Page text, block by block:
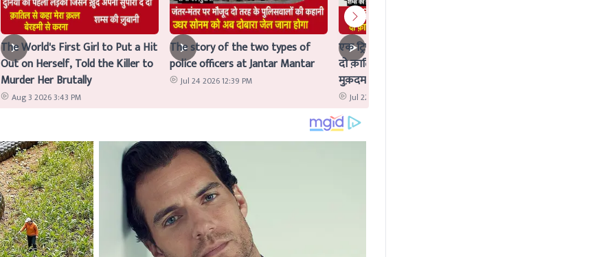
The World's First Girl to Put a Hit
Out on Herself, Told the Killer to
Murder Her Brutally
Aug 3 2026 3:43 PM
The story of the two types of
police officers at Jantar Mantar
Jul 24 2026 12:39 PM
एक ट्रिपल मर्डर जिसका Idea AI ने दिया,
दो क़ातिलों के साथ क्या AI पर भी चलेगा
मुक़दमा?
Jul 22 2026 12:02 PM